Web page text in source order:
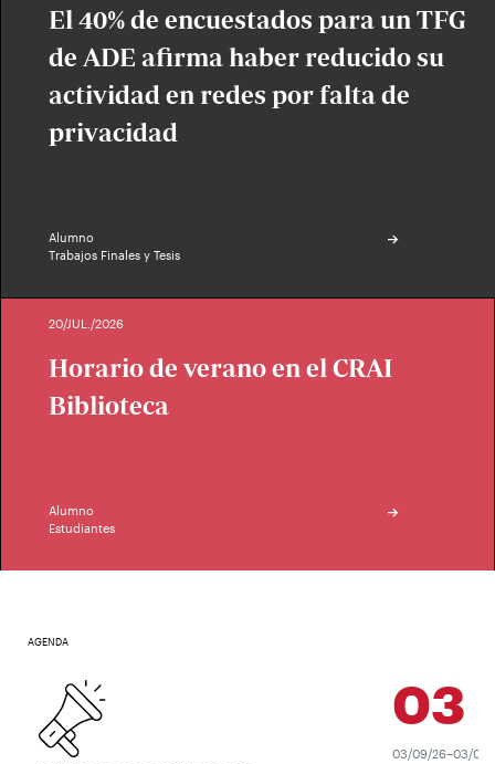
El 40% de encuestados para un TFG
de ADE afirma haber reducido su
actividad en redes por falta de
privacidad
Alumno
Trabajos Finales y Tesis
20/JUL./2026
Horario de verano en el CRAI
Biblioteca
Alumno
Estudiantes
AGENDA
03
03/09/26–03/09/